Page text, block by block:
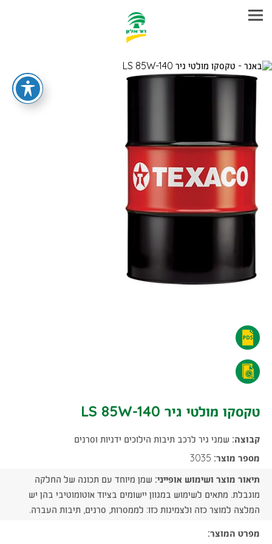
מעבר
מהיר
לתוכן
הראשי
LS
85W-
140
-
הורדת
קובץ
גיר
LS
140
-
הורדת
טקסקו מולטי גיר LS 85W-140
קבוצה: שמני גיר לרכב תיבות הילוכים ידניות וסרנים
מספר מוצר:
תיאור מוצר ושימוש אופייני: שמן מיוחד עם תכונה של החלקה
מוגבלת. מתאים לשימוש במגוון יישומים בציוד אוטומוטיבי בהן יש
המלצה למוצר כזה ולצמיגות כזו: לממסרות, סרנים, תיבות העברה.
מפרט המוצר: